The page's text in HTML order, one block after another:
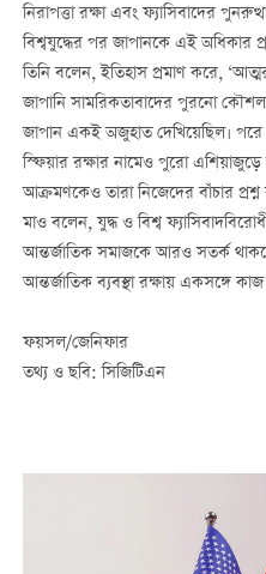
নিরাপত্তা রক্ষা এবং ফ্যাসিবাদের
বিশ্বযুদ্ধের পর জাপানকে এই অধিকার
তিনি বলেন, ইতিহাস প্রমাণ করে,
জাপানি সামরিকতাবাদের পুরনো
জাপান একই অজুহাত দেখিয়েছিল। পরে
স্ফিয়ার রক্ষার নামেও পুরো এশিয়াজুড়ে
আক্রমণকেও তারা নিজেদের বাঁচার
মাও বলেন, যুদ্ধ ও বিশ্ব
আন্তর্জাতিক সমাজকে আরও সতর্ক
আন্তর্জাতিক ব্যবস্থা রক্ষায় একসঙ্গে
ফয়সল/জেনিফার
তথ্য ও ছবি: সিজিটিএন